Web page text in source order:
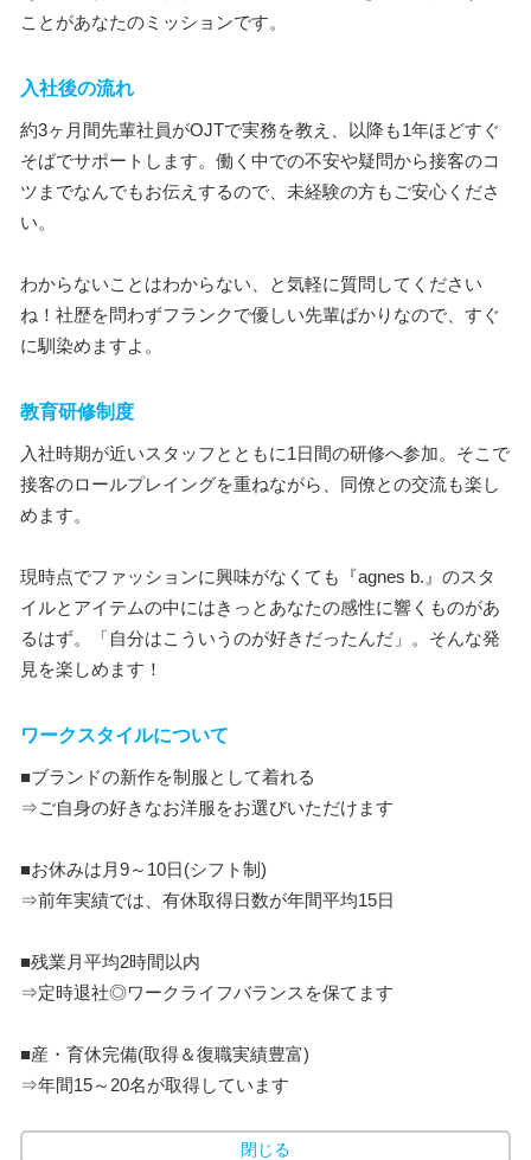
ことがあなたのミッションです。
入社後の流れ
約3ヶ月間先輩社員がOJTで実務を教え、以降も1年ほどすぐ
そばでサポートします。働く中での不安や疑問から接客のコ
ツまでなんでもお伝えするので、未経験の方もご安心くださ
い。
わからないことはわからない、と気軽に質問してください
ね！社歴を問わずフランクで優しい先輩ばかりなので、すぐ
に馴染めますよ。
教育研修制度
入社時期が近いスタッフとともに1日間の研修へ参加。そこで
接客のロールプレイングを重ねながら、同僚との交流も楽し
めます。
現時点でファッションに興味がなくても『agnes b.』のスタ
イルとアイテムの中にはきっとあなたの感性に響くものがあ
るはず。「自分はこういうのが好きだったんだ」。そんな発
見を楽しめます！
ワークスタイルについて
■ブランドの新作を制服として着れる
⇒ご自身の好きなお洋服をお選びいただけます
■お休みは月9～10日(シフト制)
⇒前年実績では、有休取得日数が年間平均15日
■残業月平均2時間以内
⇒定時退社◎ワークライフバランスを保てます
■産・育休完備(取得＆復職実績豊富)
⇒年間15～20名が取得しています
閉じる